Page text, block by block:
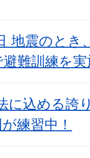
地震のとき
難訓練を実
に込める誇
練習中！